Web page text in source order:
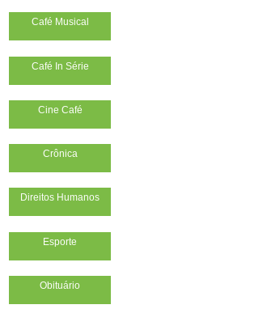
Café Musical
Café In Série
Cine Café
Crônica
Direitos Humanos
Esporte
Obituário